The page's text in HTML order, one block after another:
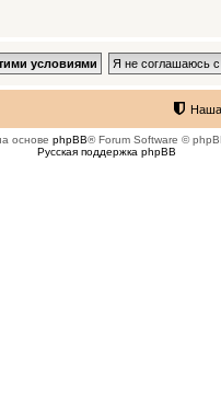
основе phpBB® Forum Software ©
Русская поддержка phpBB